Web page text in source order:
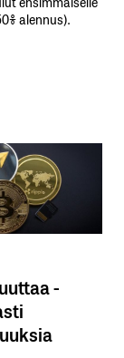
​alennus).
-